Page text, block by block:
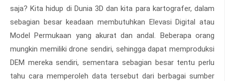
saja? Kita hidup di Dunia 3D dan kita para kartografer, dalam
sebagian besar keadaan membutuhkan Elevasi Digital atau
Model Permukaan yang akurat dan andal. Beberapa orang
mungkin memiliki drone sendiri, sehingga dapat memproduksi
DEM mereka sendiri, sementara sebagian besar tentu perlu
tahu cara memperoleh data tersebut dari berbagai sumber